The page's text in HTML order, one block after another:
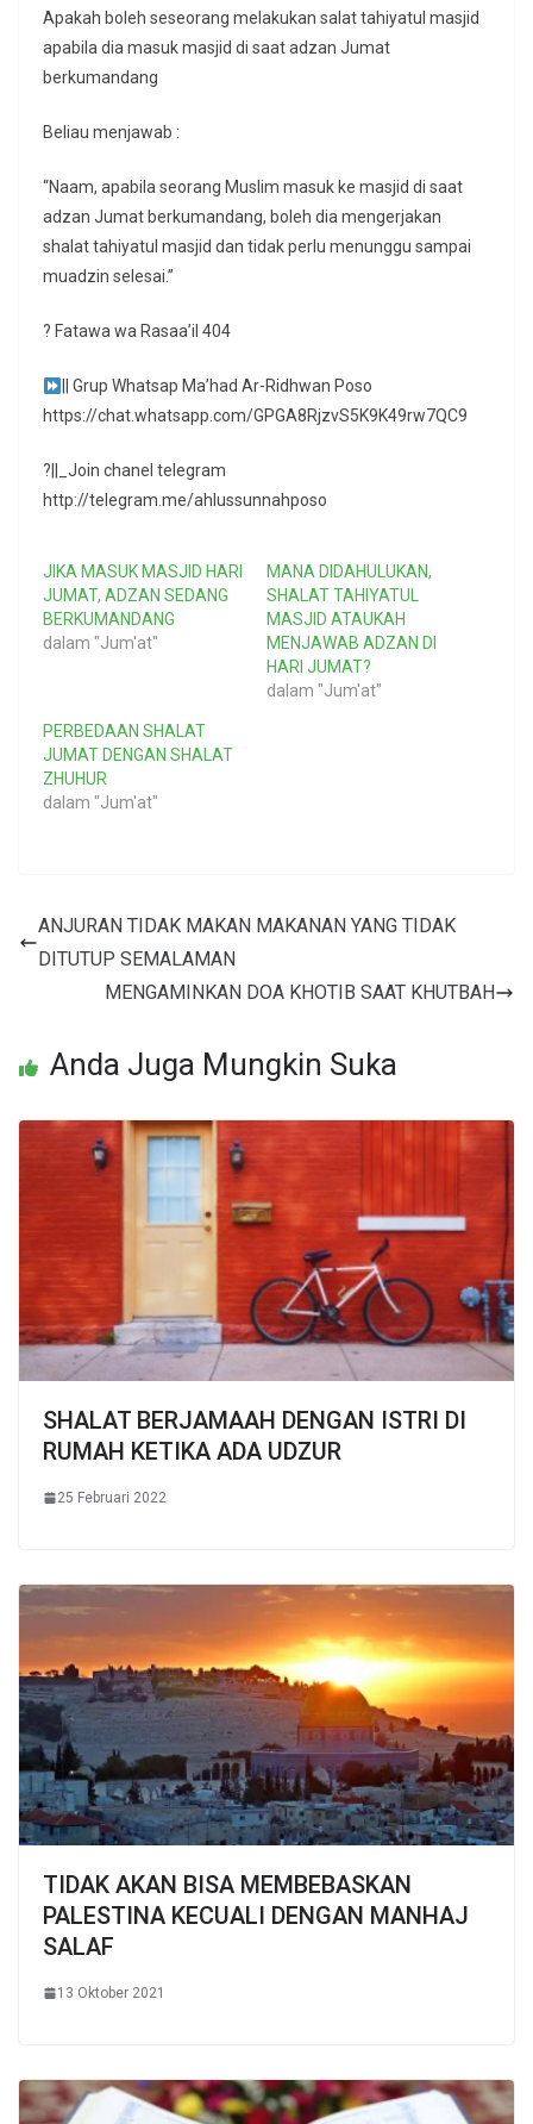
Apakah boleh seseorang melakukan salat tahiyatul masjid
apabila dia masuk masjid di saat adzan Jumat
berkumandang
Beliau menjawab :
“Naam, apabila seorang Muslim masuk ke masjid di saat
adzan Jumat berkumandang, boleh dia mengerjakan
shalat tahiyatul masjid dan tidak perlu menunggu sampai
muadzin selesai.”
? Fatawa wa Rasaa’il 404
|| Grup Whatsap Ma’had Ar-Ridhwan Poso
https://chat.whatsapp.com/GPGA8RjzvS5K9K49rw7QC9
?||_Join chanel telegram
http://telegram.me/ahlussunnahposo
JIKA MASUK MASJID HARI
JUMAT, ADZAN SEDANG
BERKUMANDANG
dalam "Jum'at"
MANA DIDAHULUKAN,
SHALAT TAHIYATUL
MASJID ATAUKAH
MENJAWAB ADZAN DI
HARI JUMAT?
dalam "Jum'at"
PERBEDAAN SHALAT
JUMAT DENGAN SHALAT
ZHUHUR
dalam "Jum'at"
ANJURAN TIDAK MAKAN MAKANAN YANG TIDAK
DITUTUP SEMALAMAN
MENGAMINKAN DOA KHOTIB SAAT KHUTBAH
Anda Juga Mungkin Suka
SHALAT BERJAMAAH DENGAN ISTRI DI
RUMAH KETIKA ADA UDZUR
25 Februari 2022
TIDAK AKAN BISA MEMBEBASKAN
PALESTINA KECUALI DENGAN MANHAJ
SALAF
13 Oktober 2021